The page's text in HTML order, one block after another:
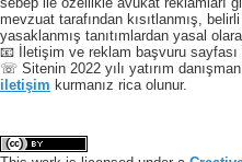
mevzuat tarafından kısıtlanmış,
yasaklanmış tanıtımlardan yasal
📧 İletişim ve reklam başvuru sayfası
☏ Sitenin 2022 yılı yatırım
iletişim kurmanız rica olunur.